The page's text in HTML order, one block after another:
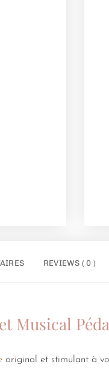
REVIEWS ( 0 )
Musical
original et stimulant à